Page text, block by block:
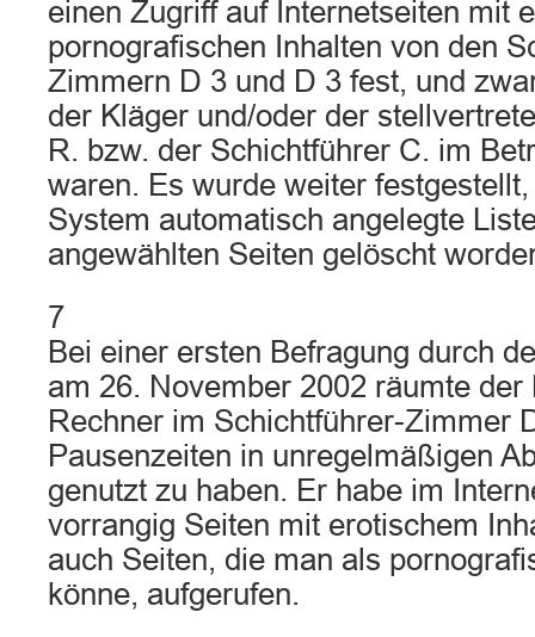
einen Zugriff auf Internetseiten mit
pornografischen Inhalten von den
Zimmern D 3 und D 3 fest, und
der Kläger und/oder der
R. bzw. der Schichtführer C. im
waren. Es wurde weiter
System automatisch angelegte
angewählten Seiten gelöscht
7
Bei einer ersten Befragung durch
am 26. November 2002 räumte der
Rechner im Schichtführer-Zimmer
Pausenzeiten in unregelmäßigen
genutzt zu haben. Er habe im
vorrangig Seiten mit erotischem
auch Seiten, die man als
könne, aufgerufen.